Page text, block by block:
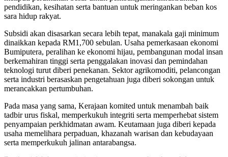
pendidikan, kesihatan serta bantuan untuk meringankan beban kos
sara hidup rakyat.
Subsidi akan disasarkan secara lebih tepat, manakala gaji minimum
dinaikkan kepada RM1,700 sebulan. Usaha pemerkasaan ekonomi
Bumiputera, peralihan ke ekonomi hijau, pembangunan modal insan
berkemahiran tinggi serta penggalakan inovasi dan pemindahan
teknologi turut diberi penekanan. Sektor agrikomoditi, pelancongan
serta industri berasaskan pengetahuan juga diberi sokongan untuk
merancakkan pertumbuhan.
Pada masa yang sama, Kerajaan komited untuk menambah baik
tadbir urus fiskal, memperkukuh integriti serta memperhebat sistem
penyampaian perkhidmatan awam. Keutamaan juga diberi kepada
usaha memelihara perpaduan, khazanah warisan dan kebudayaan
serta memperkukuh jalinan antarabangsa.